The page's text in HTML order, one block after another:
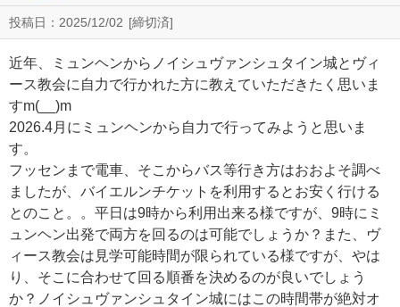
投稿日：2025/12/02 [締切済]
近年、ミュンヘンからノイシュヴァンシュタイン城とヴィ
ース教会に自力で行かれた方に教えていただきたく思いま
すm(__)m
2026.4月にミュンヘンから自力で行ってみようと思いま
す。
フッセンまで電車、そこからバス等行き方はおおよそ調べ
ましたが、バイエルンチケットを利用するとお安く行ける
とのこと。。平日は9時から利用出来る様ですが、9時にミ
ュンヘン出発で両方を回るのは可能でしょうか？また、ヴ
ィース教会は見学可能時間が限られている様ですが、やは
り、そこに合わせて回る順番を決めるのが良いでしょう
か？ノイシュヴァンシュタイン城にはこの時間帯が絶対オ